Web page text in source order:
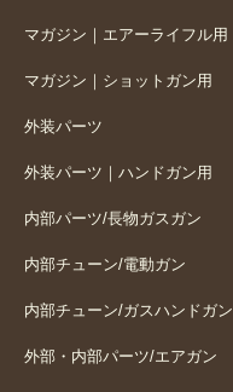
マガジン｜エアーライフル用
マガジン｜ショットガン用
外装パーツ
外装パーツ｜ハンドガン用
内部パーツ/長物ガスガン
内部チューン/電動ガン
内部チューン/ガスハンドガン
外部・内部パーツ/エアガン